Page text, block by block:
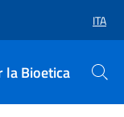
ITA
la Bioetica Cerca